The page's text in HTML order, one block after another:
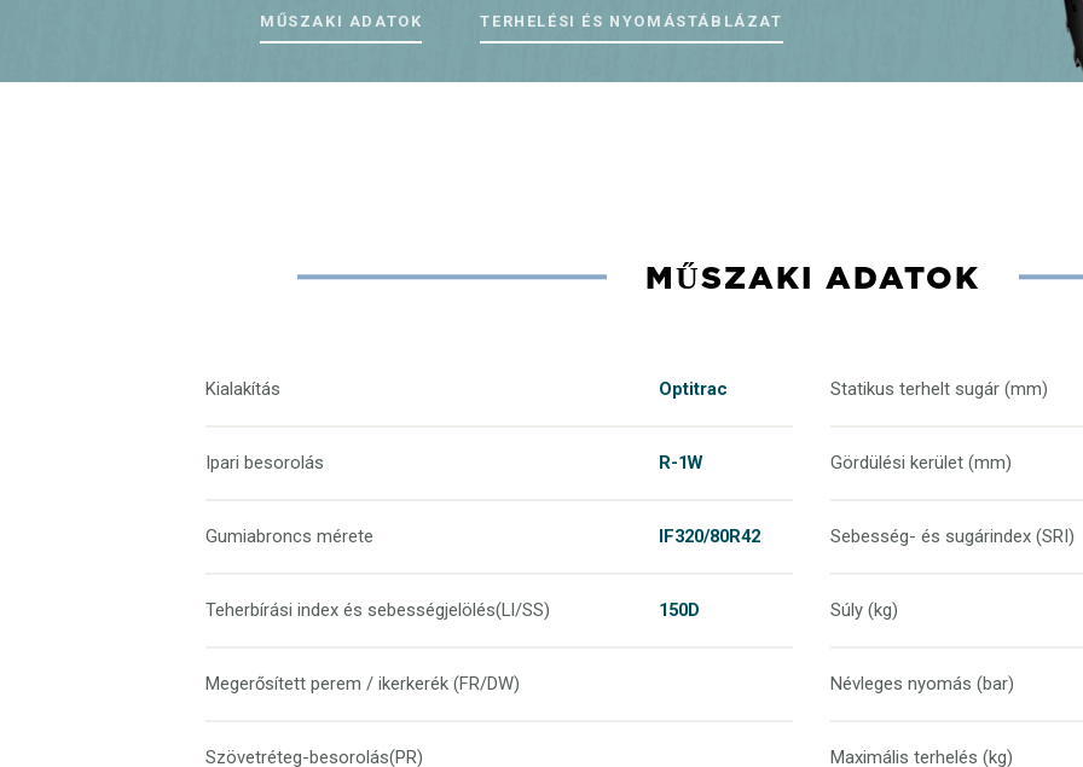
MŰSZAKI ADATOK TERHELÉSI ÉS NYOMÁSTÁBLÁZAT
MŰSZAKI ADATOK
Kialakítás Optitrac
Ipari besorolás R-1W
Gumiabroncs mérete IF320/80R42
Teherbírási index és sebességjelölés(LI/SS) 150D
Megerősített perem / ikerkerék (FR/DW)
Szövetréteg-besorolás(PR)
Statikus terhelt sugár (mm)
Gördülési kerület (mm)
Sebesség- és sugárindex (SRI)
Súly (kg)
Névleges nyomás (bar)
Maximális terhelés (kg)